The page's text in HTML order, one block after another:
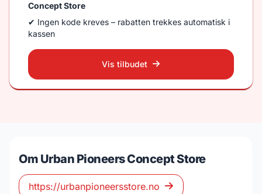
Concept Store
✔ Ingen kode kreves – rabatten trekkes automatisk i
kassen
Vis tilbudet
Om Urban Pioneers Concept Store
https://urbanpioneersstore.no